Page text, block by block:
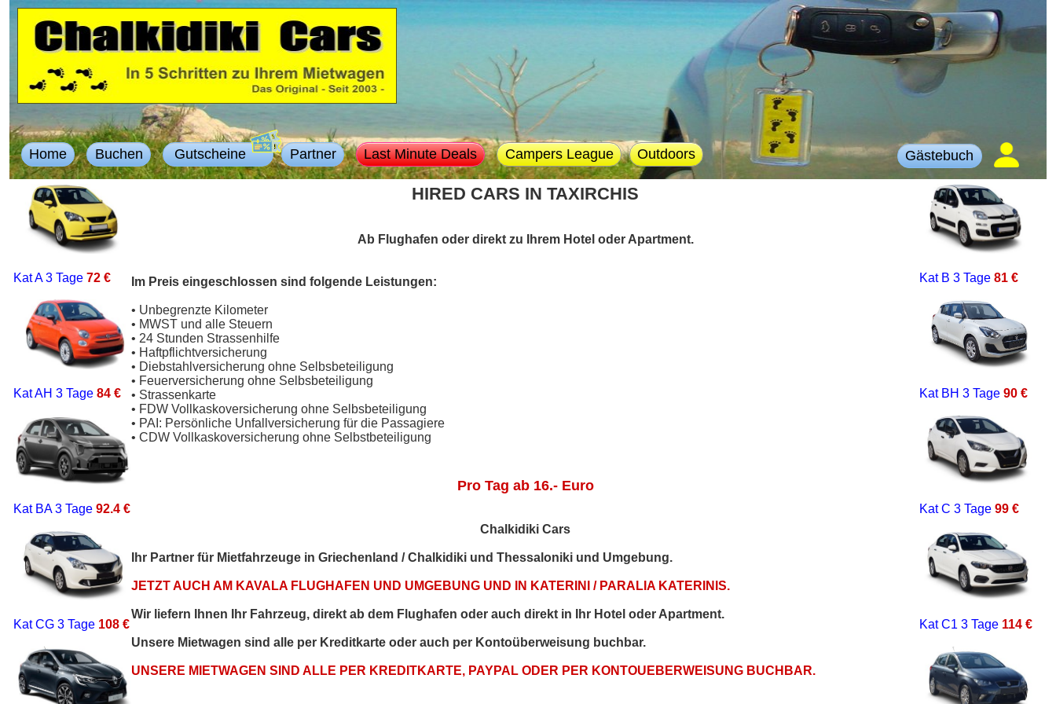
Home Buchen Gutscheine Partner Last Minute Deals Campers League Outdoors Gästebuch
Kat A3 Tage 72 €
Kat AH 3 Tage 84 €
Kat BA3 Tage 92.4 €
Kat CG 3 Tage 108 €
HIRED CARS IN TAXIRCHIS
Ab Flughafen oder direkt zu Ihrem Hotel oder Apartment.
Im Preis eingeschlossen sind folgende Leistungen:
• Unbegrenzte Kilometer
• MWST und alle Steuern
• 24 Stunden Strassenhilfe
• Haftpflichtversicherung
• Diebstahlversicherung ohne Selbsbeteiligung
• Feuerversicherung ohne Selbsbeteiligung
• Strassenkarte
• FDW Vollkaskoversicherung ohne Selbsbeteiligung
• PAI: Persönliche Unfallversicherung für die Passagiere
• CDW Vollkaskoversicherung ohne Selbstbeteiligung
Pro Tag ab 16.- Euro
Chalkidiki Cars
Ihr Partner für Mietfahrzeuge in Griechenland / Chalkidiki und Thessaloniki und Umgebung.
JETZT AUCH AM KAVALA FLUGHAFEN UND UMGEBUNG UND IN KATERINI / PARALIA KATERINIS.
Wir liefern Ihnen Ihr Fahrzeug, direkt ab dem Flughafen oder auch direkt in Ihr Hotel oder Apartment.
Unsere Mietwagen sind alle per Kreditkarte oder auch per Kontoüberweisung buchbar.
UNSERE MIETWAGEN SIND ALLE PER KREDITKARTE, PAYPAL ODER PER KONTOUEBERWEISUNG BUCHBAR.
Kat B 3 Tage 81 €
Kat BH 3 Tage 90 €
Kat C 3 Tage 99 €
Kat C1 3 Tage 114 €